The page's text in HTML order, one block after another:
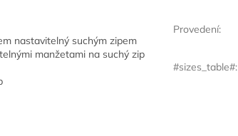
nastavitelný suchým zipem
manžetami na suchý zip
Provedení:
#sizes_table#: